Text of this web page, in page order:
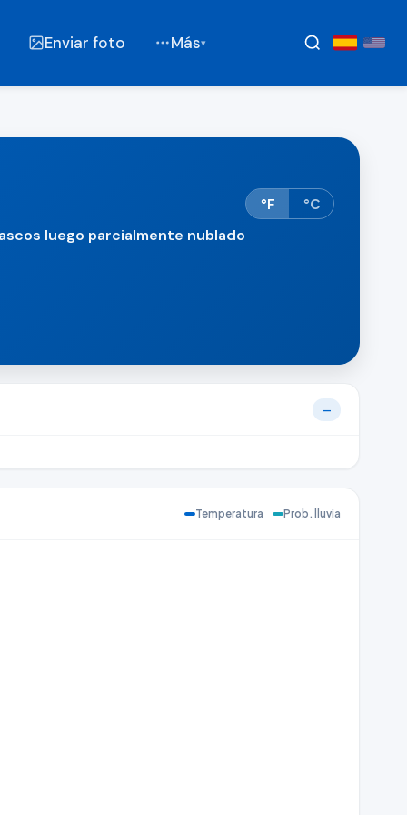
Enviar foto Más▾
luego parcialmente nublado
°F °C
—
Temperatura Prob. lluvia